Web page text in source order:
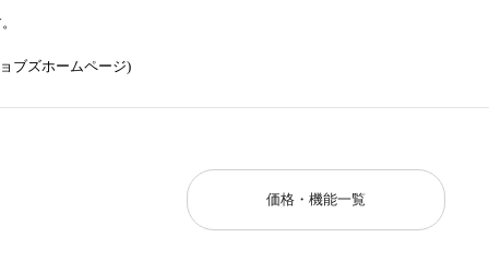
ブズホームページ)
価格・機能一覧